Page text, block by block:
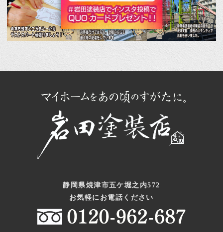
静岡県焼津市五ケ堀之内572
お気軽にお電話ください